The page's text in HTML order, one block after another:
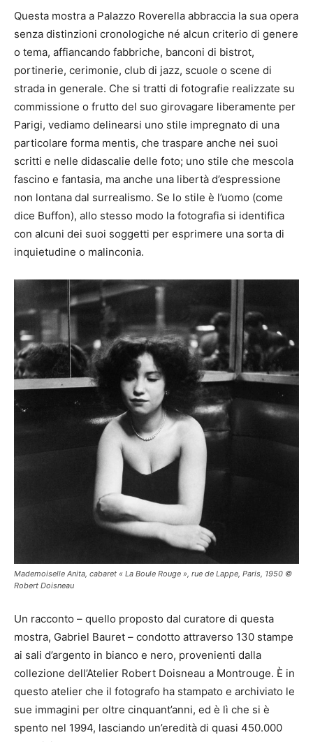
Questa mostra a Palazzo Roverella abbraccia la sua opera
senza distinzioni cronologiche né alcun criterio di genere
o tema, affiancando fabbriche, banconi di bistrot,
portinerie, cerimonie, club di jazz, scuole o scene di
strada in generale. Che si tratti di fotografie realizzate su
commissione o frutto del suo girovagare liberamente per
Parigi, vediamo delinearsi uno stile impregnato di una
particolare forma mentis, che traspare anche nei suoi
scritti e nelle didascalie delle foto; uno stile che mescola
fascino e fantasia, ma anche una libertà d’espressione
non lontana dal surrealismo. Se lo stile è l’uomo (come
dice Buffon), allo stesso modo la fotografia si identifica
con alcuni dei suoi soggetti per esprimere una sorta di
inquietudine o malinconia.
Mademoiselle Anita, cabaret « La Boule Rouge », rue de Lappe, Paris, 1950 ©
Robert Doisneau
Un racconto – quello proposto dal curatore di questa
mostra, Gabriel Bauret – condotto attraverso 130 stampe
ai sali d’argento in bianco e nero, provenienti dalla
collezione dell’Atelier Robert Doisneau a Montrouge. È in
questo atelier che il fotografo ha stampato e archiviato le
sue immagini per oltre cinquant’anni, ed è lì che si è
spento nel 1994, lasciando un’eredità di quasi 450.000